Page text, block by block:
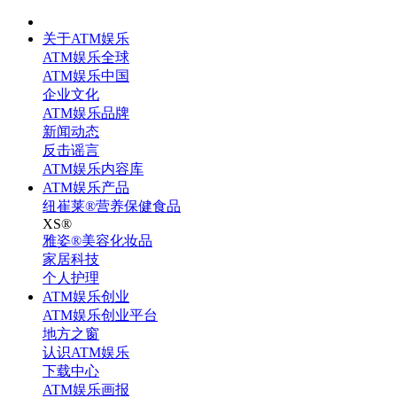
关于ATM娱乐
ATM娱乐全球
ATM娱乐中国
企业文化
ATM娱乐品牌
新闻动态
反击谣言
ATM娱乐内容库
ATM娱乐产品
纽崔莱®营养保健食品
XS®
雅姿®美容化妆品
家居科技
个人护理
ATM娱乐创业
ATM娱乐创业平台
地方之窗
认识ATM娱乐
下载中心
ATM娱乐画报